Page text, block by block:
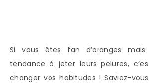
Si vous êtes fan d’oranges
tendance à jeter leurs pelures,
changer vos habitudes ! Saviez-